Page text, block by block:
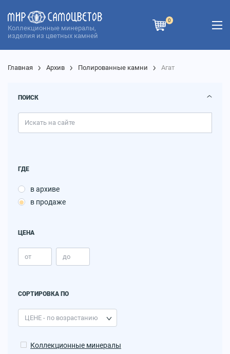
Коллекционные минералы,
изделия из цветных камней
0
Главная Архив Полированные камни Агат
ПОИСК
ГДЕ
в архиве
в продаже
ЦЕНА
СОРТИРОВКА ПО
Коллекционные минералы